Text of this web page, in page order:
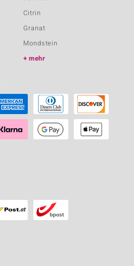
Citrin
Granat
Mondstein
mehr